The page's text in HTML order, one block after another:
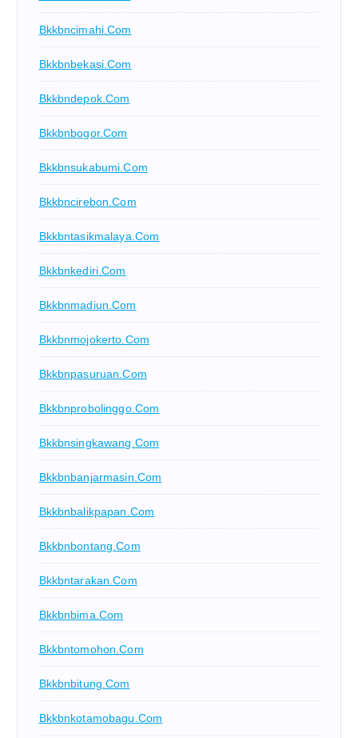
Bkkbncimahi.com
Bkkbnbekasi.com
Bkkbndepok.com
Bkkbnbogor.com
Bkkbnsukabumi.com
Bkkbncirebon.com
Bkkbntasikmalaya.com
Bkkbnkediri.com
Bkkbnmadiun.com
Bkkbnmojokerto.com
Bkkbnpasuruan.com
Bkkbnprobolinggo.com
Bkkbnsingkawang.com
Bkkbnbanjarmasin.com
Bkkbnbalikpapan.com
Bkkbnbontang.com
Bkkbntarakan.com
Bkkbnbima.com
Bkkbntomohon.com
Bkkbnbitung.com
Bkkbnkotamobagu.com